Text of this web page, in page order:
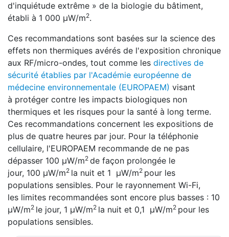
d'inquiétude extrême » de la biologie du bâtiment,
établi à 1 000 µW/m2.
Ces recommandations sont basées sur la science des
effets non thermiques avérés de l'exposition chronique
aux RF/micro-ondes, tout comme les directives de
sécurité établies par l'Académie européenne de
médecine environnementale (EUROPAEM) visant
à protéger contre les impacts biologiques non
thermiques et les risques pour la santé à long terme.
Ces recommandations concernent les expositions de
plus de quatre heures par jour. Pour la téléphonie
cellulaire, l'EUROPAEM recommande de ne pas
dépasser 100 µW/m2 de façon prolongée le
jour, 100 µW/m2 la nuit et 1 µW/m2 pour les
populations sensibles. Pour le rayonnement Wi-Fi,
les limites recommandées sont encore plus basses : 10
µW/m2 le jour, 1 µW/m2 la nuit et 0,1 µW/m2 pour les
populations sensibles.